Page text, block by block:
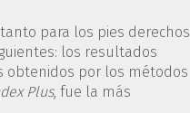
para los pies derechos
los resultados
obtenidos por los métodos
Plus, fue la más